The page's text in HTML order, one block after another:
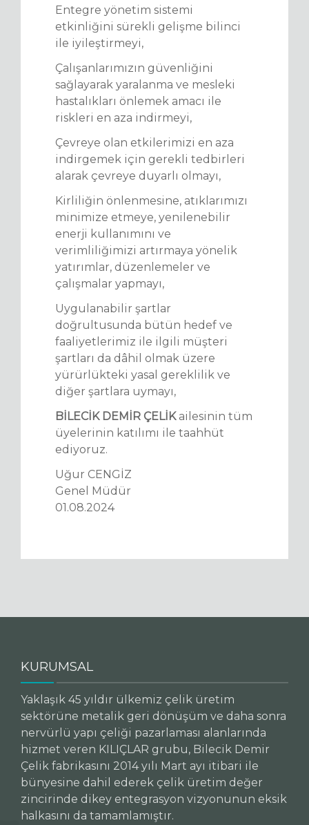
Entegre yönetim sistemi
etkinliğini sürekli gelişme bilinci
ile iyileştirmeyi,
Çalışanlarımızın güvenliğini
sağlayarak yaralanma ve mesleki
hastalıkları önlemek amacı ile
riskleri en aza indirmeyi,
Çevreye olan etkilerimizi en aza
indirgemek için gerekli tedbirleri
alarak çevreye duyarlı olmayı,
Kirliliğin önlenmesine, atıklarımızı
minimize etmeye, yenilenebilir
enerji kullanımını ve
verimliliğimizi artırmaya yönelik
yatırımlar, düzenlemeler ve
çalışmalar yapmayı,
Uygulanabilir şartlar
doğrultusunda bütün hedef ve
faaliyetlerimiz ile ilgili müşteri
şartları da dâhil olmak üzere
yürürlükteki yasal gereklilik ve
diğer şartlara uymayı,
BİLECİK DEMİR ÇELİKailesinin tüm
üyelerinin katılımı ile taahhüt
ediyoruz.
Uğur CENGİZ
Genel Müdür
01.08.2024
KURUMSAL
Yaklaşık 45 yıldır ülkemiz çelik üretim
sektörüne metalik geri dönüşüm ve daha sonra
nervürlü yapı çeliği pazarlaması alanlarında
hizmet veren KILIÇLAR grubu, Bilecik Demir
Çelik fabrikasını 2014 yılı Mart ayı itibari ile
bünyesine dahil ederek çelik üretim değer
zincirinde dikey entegrasyon vizyonunun eksik
halkasını da tamamlamıştır.